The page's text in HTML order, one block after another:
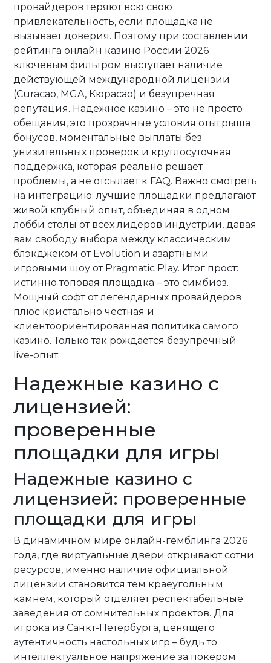
провайдеров теряют всю свою
привлекательность, если площадка не
вызывает доверия. Поэтому при составлении
рейтинга онлайн казино России 2026
ключевым фильтром выступает наличие
действующей международной лицензии
(Curacao, MGA, Кюрасао) и безупречная
репутация. Надежное казино – это не просто
обещания, это прозрачные условия отыгрыша
бонусов, моментальные выплаты без
унизительных проверок и круглосуточная
поддержка, которая реально решает
проблемы, а не отсылает к FAQ. Важно смотреть
на интеграцию: лучшие площадки предлагают
живой клубный опыт, объединяя в одном
лобби столы от всех лидеров индустрии, давая
вам свободу выбора между классическим
блэкджеком от Evolution и азартными
игровыми шоу от Pragmatic Play. Итог прост:
истинно топовая площадка – это симбиоз.
Мощный софт от легендарных провайдеров
плюс кристально честная и
клиентоориентированная политика самого
казино. Только так рождается безупречный
live-опыт.
Надежные казино с
лицензией:
проверенные
площадки для игры
Надежные казино с
лицензией: проверенные
площадки для игры
В динамичном мире онлайн-гемблинга 2026
года, где виртуальные двери открывают сотни
ресурсов, именно наличие официальной
лицензии становится тем краеугольным
камнем, который отделяет респектабельные
заведения от сомнительных проектов. Для
игрока из Санкт-Петербурга, ценящего
аутентичность настольных игр – будь то
интеллектуальное напряжение за покером